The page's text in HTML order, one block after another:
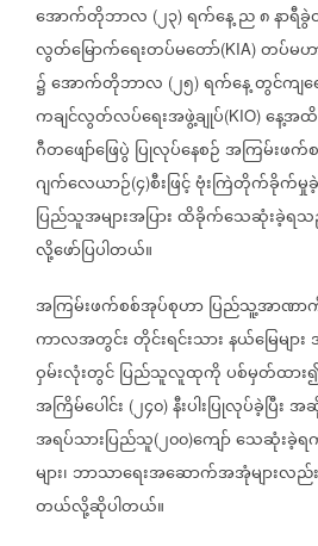
အောက်တိုဘာလ (၂၃) ရက်နေ့ည၈နာရီ
လွတ်မြောက်ရေးတပ်မတော်(KIA) တပ်မ
၌အောက်တိုဘာလ (၂၅) ရက်နေ့တွင်ကျ
ကချင်လွတ်လပ်ရေးအဖွဲ့ချုပ်(KIO) နေ့အ
ဂီတဖျော်ဖြေပွဲ ပြုလုပ်နေစဉ်အကြမ်းဖက်
ဂျက်လေယာဉ်(၄)စီးဖြင့်ဗုံးကြဲတိုက်ခိုက်မှု
ပြည်သူအများအပြားထိခိုက်သေဆုံးခဲ့ရ
လို့ဖော်ပြပါတယ်။
အကြမ်းဖက်စစ်အုပ်စုဟာပြည်သူ့အာဏာ
ကာလအတွင်းတိုင်းရင်းသားနယ်မြေများ
ဝှမ်းလုံးတွင်ပြည်သူလူထုကိုပစ်မှတ်ထား
အကြိမ်ပေါင်း (၂၄၀) နီးပါးပြုလုပ်ခဲ့ပြီးအ
အရပ်သားပြည်သူ(၂၀၀)ကျော်သေဆုံးခဲ့ရ
များ၊ ဘာသာရေးအဆောက်အအုံများလည်း
တယ်လို့ဆိုပါတယ်။